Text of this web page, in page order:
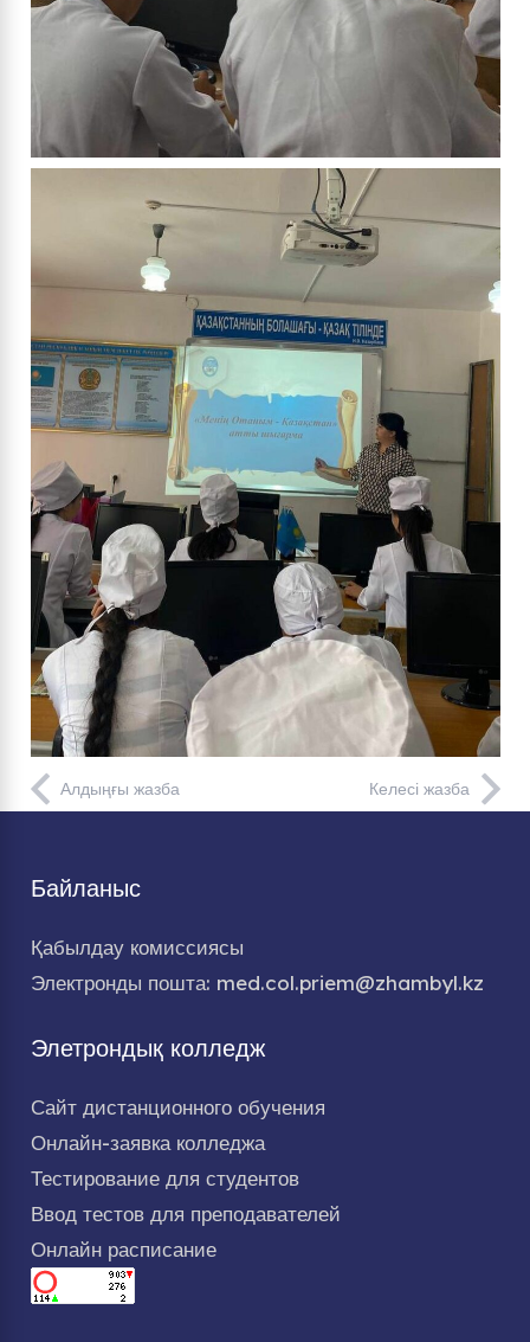
Алдыңғы жазба Келесі жазба
Байланыс
Қабылдау комиссиясы
Электронды пошта: med.col.priem@zhambyl.kz
Элетрондық колледж
Сайт дистанционного обучения
Онлайн-заявка колледжа
Тестирование для студентов
Ввод тестов для преподавателей
Онлайн расписание